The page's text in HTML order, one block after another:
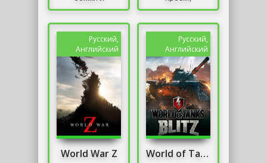
разнообразным
полноценной
заменой КС в
современном
мире....
созданный
изданный Square
Enix. Игра
предоставляет...
Русский,
Английский
World War Z
Русский,
Английский
World of Tanks Blitz на ПК